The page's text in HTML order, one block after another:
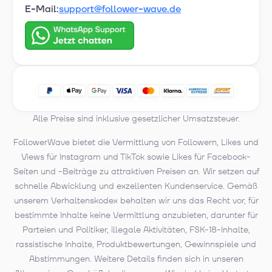
Likes in den ersten 30 Minuten erzielen 40 bis 70
Prozent mehr organische deutsche Kommentare
und Saves als Posts mit gemischter Like-
Ist Deutsche Instagram
Likes kaufen legal?
Ja — vollständig legal in Deutschland,
Österreich, Schweiz und EU. Identische
Rechtslage wie bei internationalen Likes.
Kann mein Instagram-
Konto durch den DE-
Like-Kauf gesperrt
werden?
E-Mail:support@follower-wave.de
Alle Preise sind inklusive gesetzlicher Umsatzsteuer.
FollowerWave bietet die Vermittlung von Followern, Likes und
Views für Instagram und TikTok sowie Likes für Facebook-
Seiten und -Beiträge zu attraktiven Preisen an. Wir setzen auf
schnelle Abwicklung und exzellenten Kundenservice. Gemäß
unserem Verhaltenskodex behalten wir uns das Recht vor, für
bestimmte Inhalte keine Vermittlung anzubieten, darunter für
Parteien und Politiker, illegale Aktivitäten, FSK-18-Inhalte,
rassistische Inhalte, Produktbewertungen, Gewinnspiele und
Abstimmungen. Weitere Details finden sich in unseren